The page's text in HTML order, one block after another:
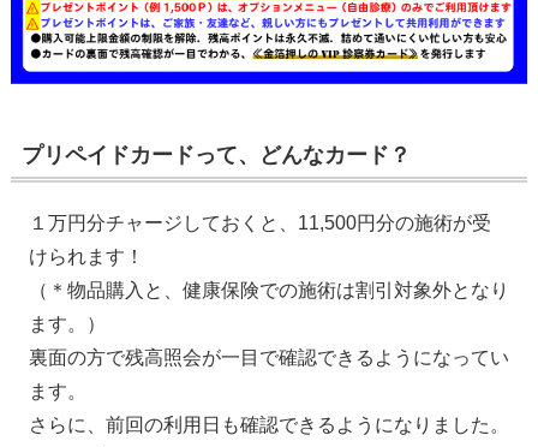
プリペイドカードって、どんなカード？
１万円分チャージしておくと、11,500円分の施術が受
けられます！
（＊物品購入と、健康保険での施術は割引対象外となり
ます。）
裏面の方で残高照会が一目で確認できるようになってい
ます。
さらに、前回の利用日も確認できるようになりました。